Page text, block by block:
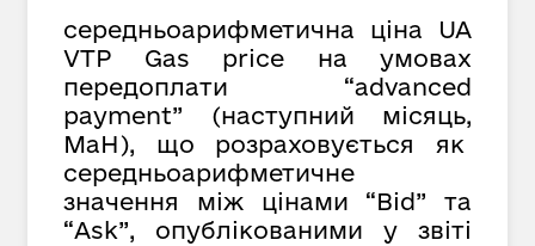
середньоарифметична ціна UA
VTP Gas price на умовах
передоплати “advanced
payment” (наступний місяць,
MaH), що розраховується як
cередньоарифметичне
значення між цінами “Bid” та
“Ask”, опублікованими у звіті